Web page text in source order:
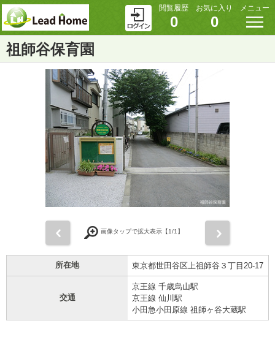
閲覧履歴
0
お気に入り
0
メニュー
祖師谷保育園
画像タップで拡大表示【1/1】
所在地 東京都世田谷区上祖師谷３丁目20-17
交通
京王線 千歳烏山駅
京王線 仙川駅
小田急小田原線 祖師ヶ谷大蔵駅